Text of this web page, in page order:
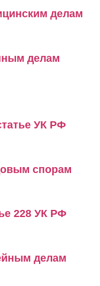
делам
делам
УК РФ
спорам
228 УК РФ
делам